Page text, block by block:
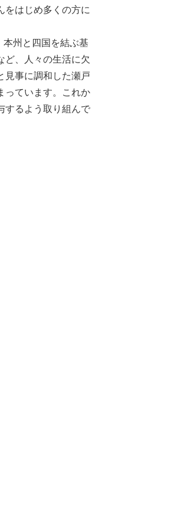
をはじめ多くの方に
州と四国を結ぶ基
ど、人々の生活に欠
見事に調和した瀬戸
っています。これか
するよう取り組んで